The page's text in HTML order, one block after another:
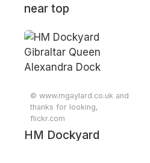
near top
© www.mgaylard.co.uk and
thanks for looking,
flickr.com
HM Dockyard